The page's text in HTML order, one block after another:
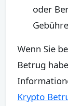
oder
Wenn Sie
Betrug
Krypto